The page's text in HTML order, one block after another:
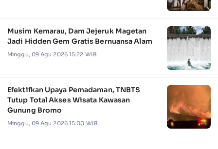
Musim Kemarau, Dam Jejeruk Magetan
Jadi Hidden Gem Gratis Bernuansa Alam
Minggu, 09 Agu 2026 15:22 WIB
Efektifkan Upaya Pemadaman, TNBTS
Tutup Total Akses Wisata Kawasan
Gunung Bromo
Minggu, 09 Agu 2026 15:00 WIB